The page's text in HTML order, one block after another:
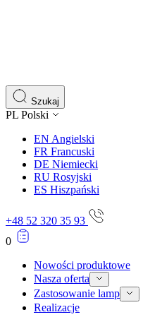
Szukaj
PL Polski
EN Angielski
FR Francuski
DE Niemiecki
RU Rosyjski
ES Hiszpański
+48 52 320 35 93
0
Nowości produktowe
Nasza oferta
Zastosowanie lamp
Realizacje